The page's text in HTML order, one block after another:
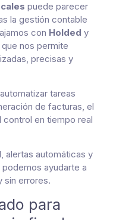
puede parecer
la gestión contable
con Holded y
que nos permite
precisas y
tareas
de facturas, el
en tiempo real
alertas automáticas y
ayudarte a
sin errores.
para